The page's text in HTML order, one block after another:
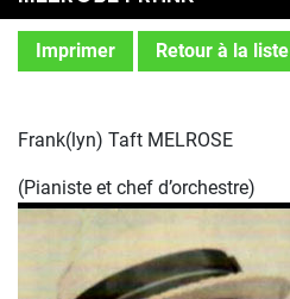
Imprimer Retour à la liste
Frank(lyn) Taft MELROSE
(Pianiste et chef d’orchestre)